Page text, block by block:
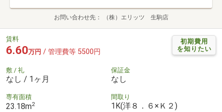
お問い合わせ先 （株）エリッツ 生駒店
初期費用
を知りたい
賃料
6.60万円 / 管理費等 5500円
敷 / 礼
なし / 1ヶ月
保証金
なし
専有面積
23.18m2
間取り
1K(洋８．６×Ｋ２)